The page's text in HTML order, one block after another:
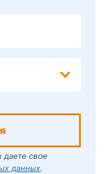
свое
данных.